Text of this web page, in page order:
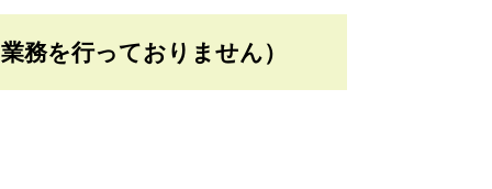
務を行っておりません）